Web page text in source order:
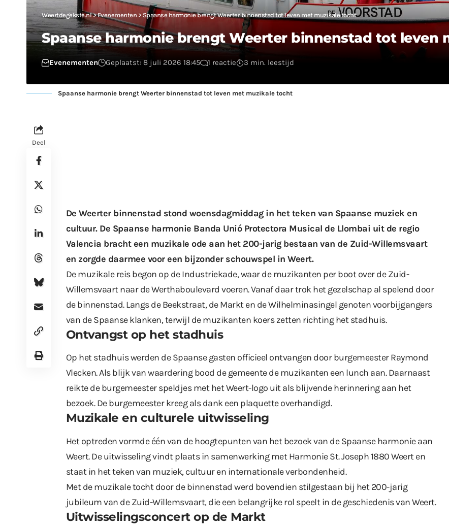
Weertdegekste.nl>Evenementen > Spaanse harmonie brengt Weerter binnenstad tot leven met muzikale tocht
Spaanse harmonie brengt Weerter binnenstad tot leven
Evenementen Geplaatst: 8 juli 2026 18:45 1 reactie 3 min. leestijd
Spaanse harmonie brengt Weerter binnenstad tot leven met muzikale tocht
Deel
De Weerter binnenstad stond woensdagmiddag in het teken van Spaanse muziek en
cultuur. De Spaanse harmonie Banda Unió Protectora Musical de Llombai uit de regio
Valencia bracht een muzikale ode aan het 200-jarig bestaan van de Zuid-Willemsvaart
en zorgde daarmee voor een bijzonder schouwspel in Weert.
De muzikale reis begon op de Industriekade, waar de muzikanten per boot over de Zuid-
Willemsvaart naar de Werthaboulevard voeren. Vanaf daar trok het gezelschap al spelend door
de binnenstad. Langs de Beekstraat, de Markt en de Wilhelminasingel genoten voorbijgangers
van de Spaanse klanken, terwijl de muzikanten koers zetten richting het stadhuis.
Ontvangst op het stadhuis
Op het stadhuis werden de Spaanse gasten officieel ontvangen door burgemeester Raymond
Vlecken. Als blijk van waardering bood de gemeente de muzikanten een lunch aan. Daarnaast
reikte de burgemeester speldjes met het Weert-logo uit als blijvende herinnering aan het
bezoek. De burgemeester kreeg als dank een plaquette overhandigd.
Muzikale en culturele uitwisseling
Het optreden vormde één van de hoogtepunten van het bezoek van de Spaanse harmonie aan
Weert. De uitwisseling vindt plaats in samenwerking met Harmonie St. Joseph 1880 Weert en
staat in het teken van muziek, cultuur en internationale verbondenheid.
Met de muzikale tocht door de binnenstad werd bovendien stilgestaan bij het 200-jarig
jubileum van de Zuid-Willemsvaart, die een belangrijke rol speelt in de geschiedenis van Weert.
Uitwisselingsconcert op de Markt